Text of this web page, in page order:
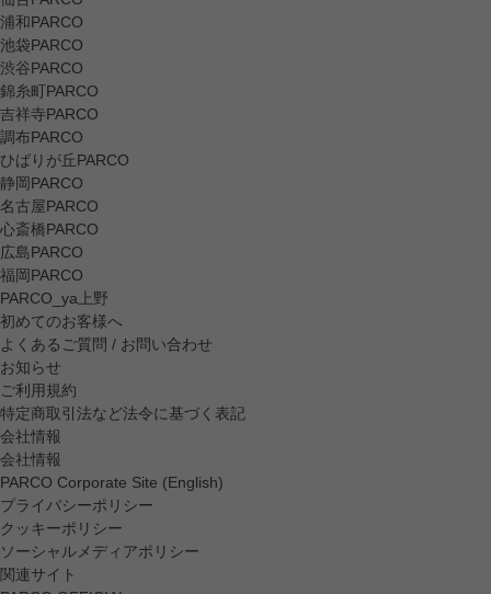
浦和PARCO
池袋PARCO
渋谷PARCO
錦糸町PARCO
吉祥寺PARCO
調布PARCO
ひばりが丘PARCO
静岡PARCO
名古屋PARCO
心斎橋PARCO
広島PARCO
福岡PARCO
PARCO_ya上野
初めてのお客様へ
よくあるご質問 / お問い合わせ
お知らせ
ご利用規約
特定商取引法など法令に基づく表記
会社情報
会社情報
PARCO Corporate Site (English)
プライバシーポリシー
クッキーポリシー
ソーシャルメディアポリシー
関連サイト